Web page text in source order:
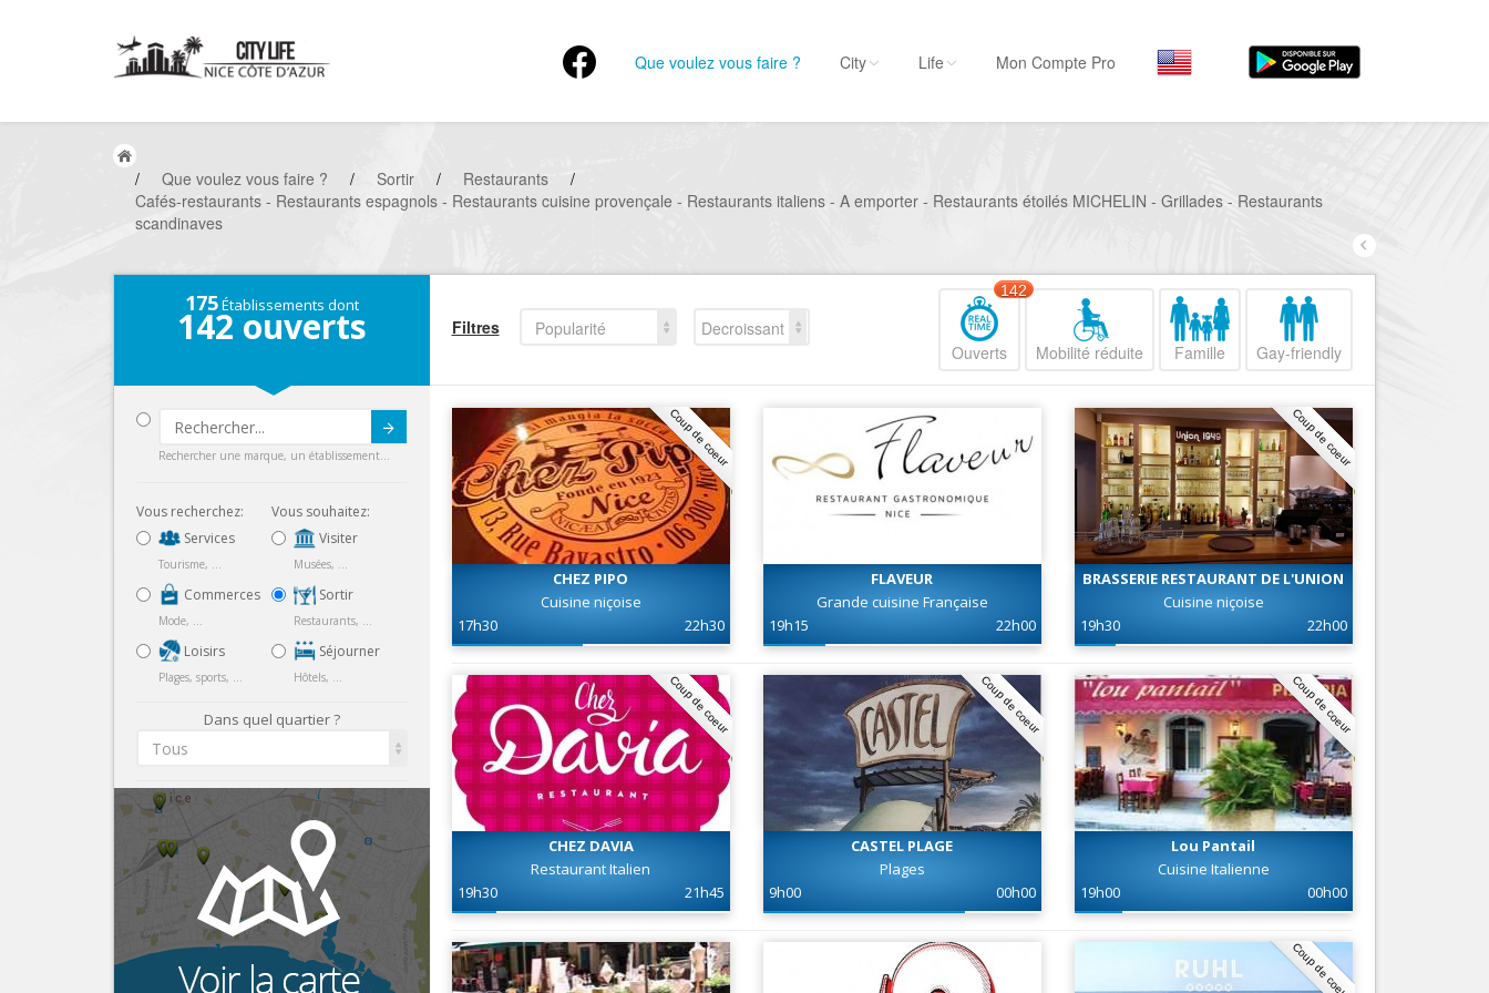
Que voulez vous faire ?
Séjourner
Sortir
Restaurants, ...
Mode, ...
Loisirs
Plages, sports, ...
Services
Tourisme, ...
Nice Promenade des
Nice Promenade du
Nice le Port
Nice le Vieux Nice
Nice le Coeur de Ville
Nice le petit Marais Niçois
Nice la plaine du Var
Nice le Carré d’Or
Nice Aéroport
City Life Mon Compte Pro
/ Que voulez vous faire ? / Sortir / Restaurants
/
Cafés-restaurants - Restaurants espagnols - Restaurants cuisine provençale - Restaurants italiens - A emporter - Restaurants étoilés MICHELIN - Grillades - Restaurants
scandinaves
175Établissements dont
142 ouverts
Rechercher une marque, un établissement...
Vous recherchez:
Services
Tourisme, ...
Commerces
Mode, ...
Loisirs
Plages, sports, ...
Vous souhaitez:
Visiter
Musées, ...
Sortir
Restaurants, ...
Séjourner
Hôtels, ...
Dans quel quartier ?
Tous
Filtres Popularité
Decroissant
Ouverts
142
Mobilité réduite Famille Gay-friendly
Coup de coeur
CHEZ PIPO
Cuisine niçoise
17h30
22h30
FLAVEUR
Grande cuisine Française
19h15
22h00
Coup de coeur
BRASSERIE RESTAURANT DE L'UNION
Cuisine niçoise
19h30
22h00
Coup de coeur
CHEZ DAVIA
Restaurant Italien
19h30
21h45
Coup de coeur
CASTEL PLAGE
Plages
9h00
00h00
Coup de coeur
Lou Pantail
Cuisine Italienne
19h00
00h00
Coup de coeur